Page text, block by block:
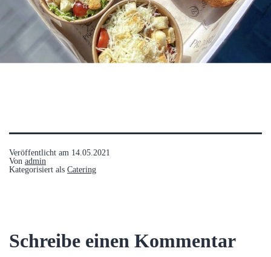
Veröffentlicht am 14.05.2021
Von admin
Kategorisiert als Catering
Schreibe einen Kommentar